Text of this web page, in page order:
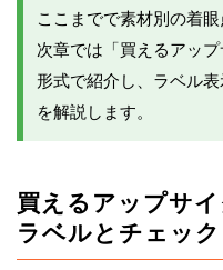
ここまでで素材別の着眼
次章では「買えるアッ
形式で紹介し、ラベル
を解説します。
買えるアップサ
ラベルとチェッ